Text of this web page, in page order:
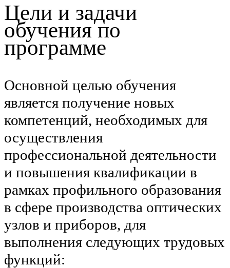
Цели и задачи
обучения по
программе
Основной целью обучения
является получение новых
компетенций, необходимых для
осуществления
профессиональной деятельности
и повышения квалификации в
рамках профильного образования
в сфере производства оптических
узлов и приборов, для
выполнения следующих трудовых
функций: